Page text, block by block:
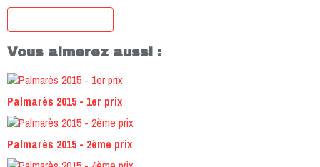
Vous aimerez aussi :
Palmarès 2015 - 1er prix
Palmarès 2015 - 2ème prix